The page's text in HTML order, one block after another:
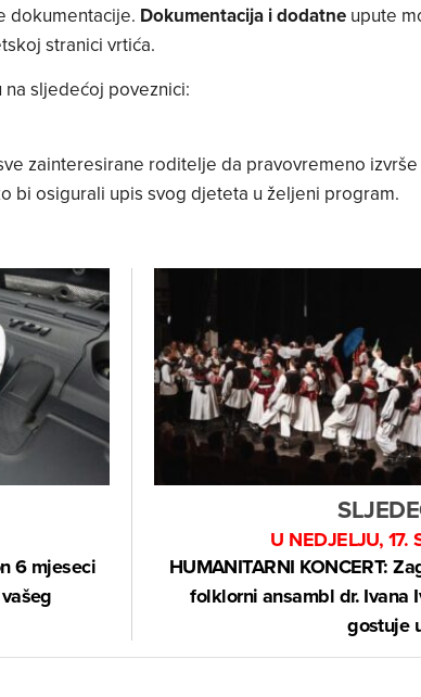
dokumentacije. Dokumentacija i dodatneupute
stranici vrtića.
sljedećoj poveznici:
zainteresirane roditelje da pravovremeno
bi osigurali upis svog djeteta u željeni program.
6 mjeseci
U NEDJELJU, 17.
HUMANITARNI KONCERT:
folklorni ansambl dr. Ivana
gostuje